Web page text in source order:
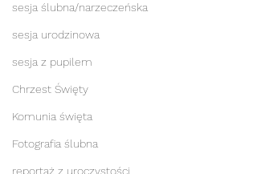
sesja ślubna/narzeczeńska
sesja urodzinowa
sesja z pupilem
Chrzest Święty
Komunia święta
Fotografia ślubna
reportaż z uroczystości